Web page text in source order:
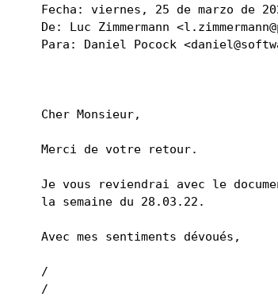
Fecha: viernes, 25 de marzo de
De: Luc Zimmermann
Para: Daniel Pocock
Cher Monsieur,
Merci de votre retour.
Je vous reviendrai avec le
la semaine du 28.03.22.
Avec mes sentiments dévoués,
/
/